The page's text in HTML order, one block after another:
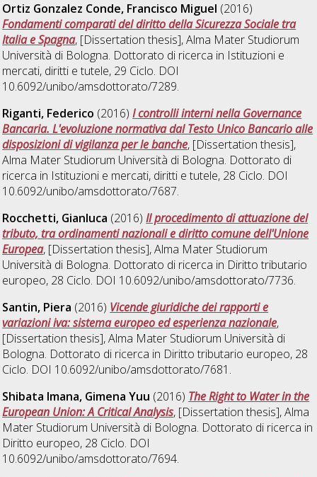
Ortiz Gonzalez Conde, Francisco Miguel (2016)
Fondamenti comparati del diritto della Sicurezza Sociale tra
Italia e Spagna, [Dissertation thesis], Alma Mater Studiorum
Università di Bologna. Dottorato di ricerca in Istituzioni e
mercati, diritti e tutele, 29 Ciclo. DOI
10.6092/unibo/amsdottorato/7289.
Riganti, Federico (2016)I controlli interni nella Governance
Bancaria. L'evoluzione normativa dal Testo Unico Bancario alle
disposizioni di vigilanza per le banche, [Dissertation thesis],
Alma Mater Studiorum Università di Bologna. Dottorato di
ricerca in Istituzioni e mercati, diritti e tutele, 28 Ciclo. DOI
10.6092/unibo/amsdottorato/7687.
Rocchetti, Gianluca (2016)Il procedimento di attuazione del
tributo, tra ordinamenti nazionali e diritto comune dell'Unione
Europea, [Dissertation thesis], Alma Mater Studiorum
Università di Bologna. Dottorato di ricerca in Diritto tributario
europeo, 28 Ciclo. DOI 10.6092/unibo/amsdottorato/7736.
Santin, Piera (2016) Vicende giuridiche dei rapporti e
variazioni iva: sistema europeo ed esperienza nazionale,
[Dissertation thesis], Alma Mater Studiorum Università di
Bologna. Dottorato di ricerca in Diritto tributario europeo, 28
Ciclo. DOI 10.6092/unibo/amsdottorato/7681.
Shibata Imana, Gimena Yuu (2016) The Right to Water in the
European Union: A Critical Analysis, [Dissertation thesis], Alma
Mater Studiorum Università di Bologna. Dottorato di ricerca in
Diritto europeo, 28 Ciclo. DOI
10.6092/unibo/amsdottorato/7694.